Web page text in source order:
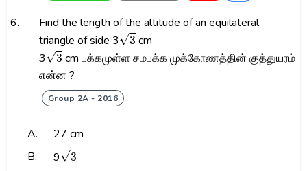
6.
Find the length of the altitude of an equilateral
triangle of side 3
cm
3
cm பக்கமுள்ள சமபக்க முக்கோணத்தின் குத்துயரம்
என்ன ?
Group 2A - 2016
A.
27 cm
B.
9